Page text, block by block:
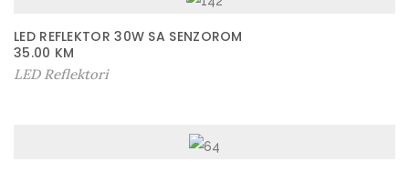
LED REFLEKTOR 30W SA SENZOROM
35.00 KM
LED Reflektori